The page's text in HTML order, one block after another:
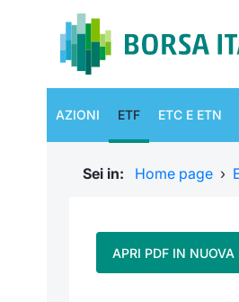
AZIONI ETF ETC E ETN
Sei in: Home page ›
APRI PDF IN NUOVA